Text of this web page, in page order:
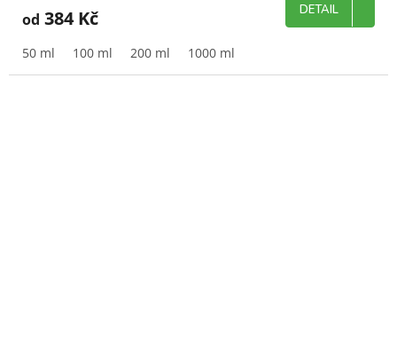
od 384 Kč DETAIL
50 ml 100 ml 200 ml 1000 ml